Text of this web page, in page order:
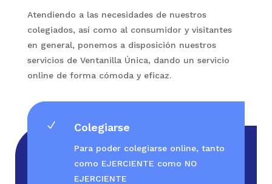
Atendiendo a las necesidades de nuestros
colegiados, así como al consumidor y visitantes
en general, ponemos a disposición nuestros
servicios de Ventanilla Única, dando un servicio
online de forma cómoda y eficaz.
N Colegiarse
Para poder colegiarse online, tanto
como EJERCIENTE como NO
EJERCIENTE